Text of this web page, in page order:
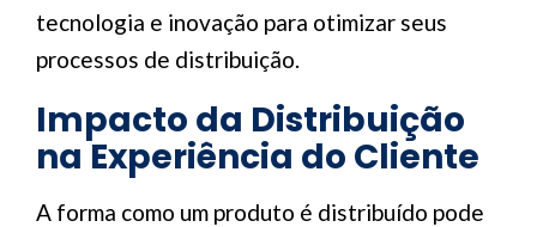
tecnologia e inovação para otimizar seus
processos de distribuição.
Impacto da Distribuição
na Experiência do Cliente
A forma como um produto é distribuído pode